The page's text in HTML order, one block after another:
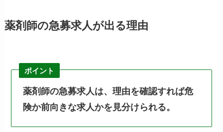
薬剤師の急募求人が出る理由
ポイント
薬剤師の急募求人は、理由を確認すれば危
険か前向きな求人かを見分けられる。